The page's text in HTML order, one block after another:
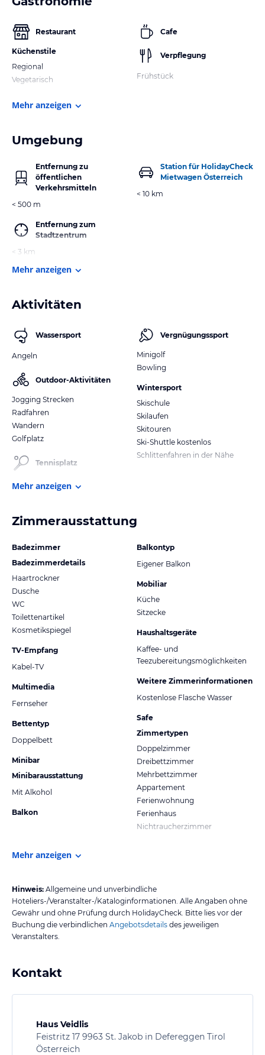
Restaurant
Küchenstile
Regional
Vegetarisch
Cafe
Verpflegung
Frühstück
Mehr anzeigen
Umgebung
Entfernung zu
öffentlichen
Verkehrsmitteln
< 500 m
Entfernung zum
Stadtzentrum
< 3 km
Station für HolidayCheck
Mietwagen Österreich
< 10 km
Mehr anzeigen
Aktivitäten
Wassersport
Angeln
Outdoor-Aktivitäten
Jogging Strecken
Radfahren
Wandern
Golfplatz
Tennisplatz
Vergnügungssport
Minigolf
Bowling
Wintersport
Skischule
Skilaufen
Skitouren
Ski-Shuttle kostenlos
Schlittenfahren in der Nähe
Mehr anzeigen
Zimmerausstattung
Badezimmer
Badezimmerdetails
Haartrockner
Dusche
WC
Toilettenartikel
Kosmetikspiegel
TV-Empfang
Kabel-TV
Multimedia
Fernseher
Bettentyp
Doppelbett
Minibar
Minibarausstattung
Mit Alkohol
Balkon
Balkontyp
Eigener Balkon
Mobiliar
Küche
Sitzecke
Haushaltsgeräte
Kaffee- und
Teezubereitungsmöglichkeiten
Weitere Zimmerinformationen
Kostenlose Flasche Wasser
Safe
Zimmertypen
Doppelzimmer
Dreibettzimmer
Mehrbettzimmer
Appartement
Ferienwohnung
Ferienhaus
Nichtraucherzimmer
Mehr anzeigen
Hinweis: Allgemeine und unverbindliche
Hoteliers-/Veranstalter-/Kataloginformationen. Alle Angaben ohne
Gewähr und ohne Prüfung durch HolidayCheck. Bitte lies vor der
Buchung die verbindlichen Angebotsdetails des jeweiligen
Veranstalters.
Kontakt
Haus Veidlis
Feistritz 17 9963 St. Jakob in Defereggen Tirol
Österreich